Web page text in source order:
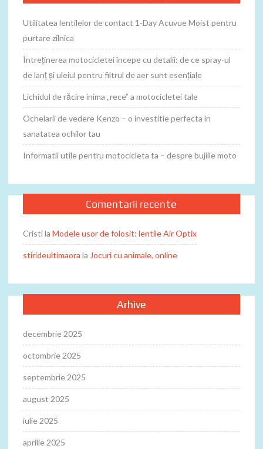
Utilitatea lentilelor de contact 1‑Day Acuvue Moist pentru
purtare zilnica
Întreținerea motocicletei începe cu detalii: de ce spray-ul
de lanț și uleiul pentru filtrul de aer sunt esențiale
Lichidul de răcire inima „rece” a motocicletei tale
Ochelarii de vedere Kenzo – o investitie perfecta in
sanatatea ochilor tau
Informatii utile pentru motocicleta ta – despre bujiile moto
Comentarii recente
CristilaModele usor de folosit: lentile Air Optix
stirideultimaora laJocuri cu animale, online
Arhive
decembrie 2025
octombrie 2025
septembrie 2025
august 2025
iulie 2025
aprilie 2025